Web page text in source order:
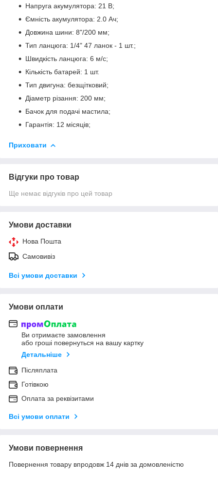
Напруга акумулятора: 21 В;
Ємність акумулятора: 2.0 Ач;
Довжина шини: 8"/200 мм;
Тип ланцюга: 1/4" 47 ланок - 1 шт.;
Швидкість ланцюга: 6 м/с;
Кількість батарей: 1 шт.
Тип двигуна: безщітковий;
Діаметр різання: 200 мм;
Бачок для подачі мастила;
Гарантія: 12 місяців;
Приховати
Відгуки про товар
Ще немає відгуків про цей товар
Умови доставки
Нова Пошта
Самовивіз
Всі умови доставки
Умови оплати
Ви отримаєте замовлення
або гроші повернуться на вашу картку
Детальніше
Післяплата
Готівкою
Оплата за реквізитами
Всі умови оплати
Умови повернення
Повернення товару впродовж 14 днів за домовленістю